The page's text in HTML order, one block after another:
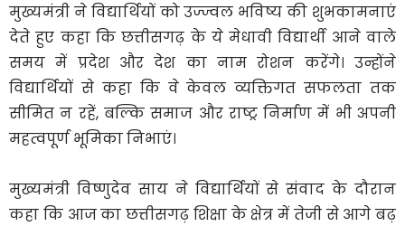
मुख्यमंत्री ने विद्यार्थियों को उज्ज्वल भविष्य की शुभकामनाएं
देते हुए कहा कि छत्तीसगढ़ के ये मेधावी विद्यार्थी आने वाले
समय में प्रदेश और देश का नाम रोशन करेंगे। उन्होंने
विद्यार्थियों से कहा कि वे केवल व्यक्तिगत सफलता तक
सीमित न रहें, बल्कि समाज और राष्ट्र निर्माण में भी अपनी
महत्वपूर्ण भूमिका निभाएं।
मुख्यमंत्री विष्णुदेव साय ने विद्यार्थियों से संवाद के दौरान
कहा कि आज का छत्तीसगढ़ शिक्षा के क्षेत्र में तेजी से आगे बढ़